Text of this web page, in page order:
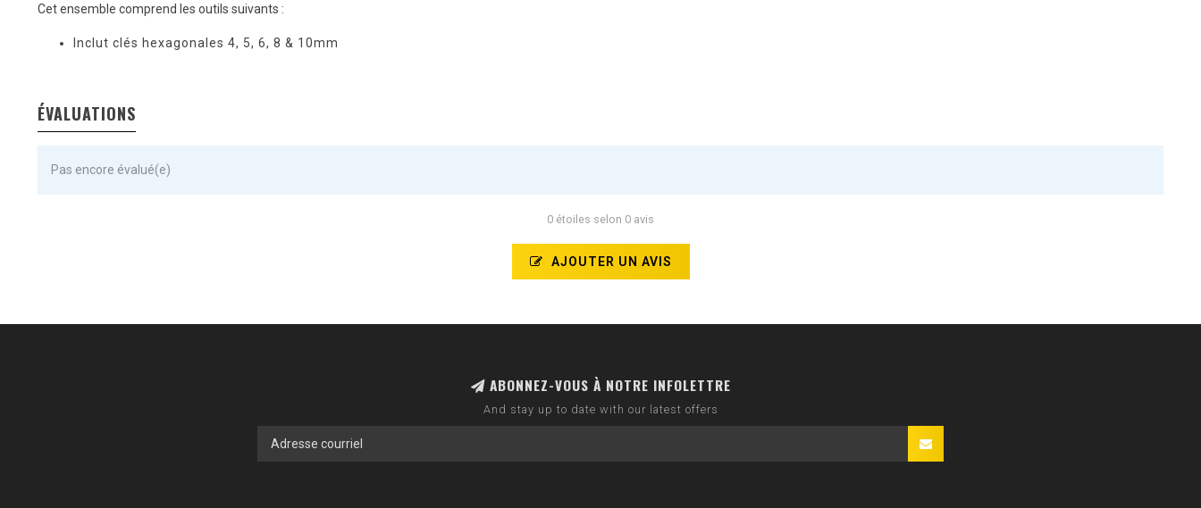
Cet ensemble comprend les outils suivants :
Inclut clés hexagonales 4, 5, 6, 8 & 10mm
ÉVALUATIONS
Pas encore évalué(e)
0 étoiles selon 0 avis
AJOUTER UN AVIS
ABONNEZ-VOUS À NOTRE INFOLETTRE
And stay up to date with our latest offers